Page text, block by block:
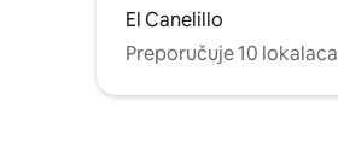
El Canelillo
Preporučuje 10 lokalaca